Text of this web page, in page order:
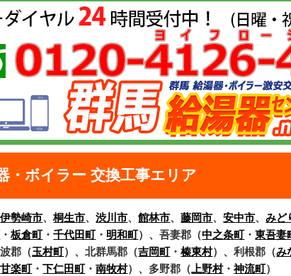
・ボイラー 交換工事エリア
伊勢崎市、桐生市、渋川市、館林市、藤岡市、安中市、みど
・板倉町・千代田町・ 明和町）、吾妻郡（中之条町・東吾妻
郡（玉村町）、北群馬郡（吉岡町・榛東村）、利根郡（み
甘楽町・下仁田町・南牧村）、多野郡（ 上野村・神流町）